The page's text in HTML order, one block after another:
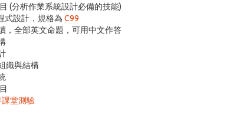
(分析作業系統設計必備的技能)
式設計，規格為 C99
，全部英文命題，可用中文作答
織與結構
課堂測驗